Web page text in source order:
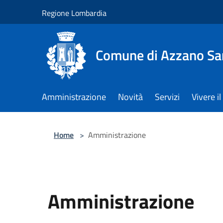
Regione Lombardia
Comune di Azzano
Amministrazione Novità Servizi Vivere
Home > Amministrazione
Amministrazione